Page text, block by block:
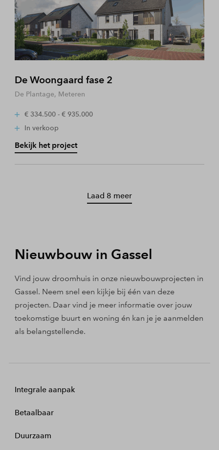
De Woongaard fase 2
De Plantage, Meteren
€ 334.500 - € 935.000
In verkoop
Bekijk het project
Laad 8 meer
Nieuwbouw in Gassel
Vind jouw droomhuis in onze nieuwbouwprojecten in
Gassel. Neem snel een kijkje bij één van deze
projecten. Daar vind je meer informatie over jouw
toekomstige buurt en woning én kan je je aanmelden
als belangstellende.
Integrale aanpak
Betaalbaar
Duurzaam